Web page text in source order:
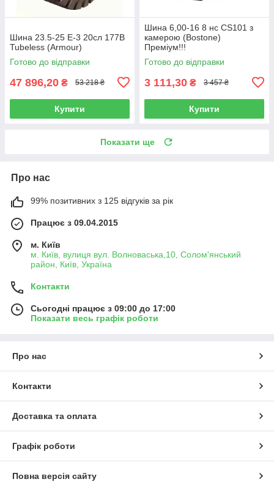
Шина 23.5-25 E-3 20сл 177B
Tubeless (Armour)
Готово до відправки
47 896,20 ₴ 53 218 ₴
Купити
Шина 6,00-16 8 нс CS101 з
камерою (Bostone)
Преміум!!!
Готово до відправки
3 111,30 ₴ 3 457 ₴
Купити
Показати ще
Про нас
99% позитивних з 125 відгуків за рік
Працює з 09.04.2015
м. Київ
м. Київ, вулиця вул. Волноваська,10, Солом'янський
район, Київ, Україна
Контакти
Сьогодні працює з 09:00 до 17:00
Показати весь графік роботи
Про нас
Контакти
Доставка та оплата
Графік роботи
Повна версія сайту